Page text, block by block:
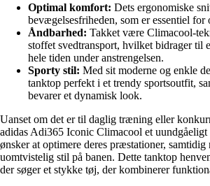
Optimal komfort: Dets ergonomiske
bevægelsesfriheden, som er essentiel for
Åndbarhed: Takket være Climacool-
stoffet svedtransport, hvilket bidrager til
hele tiden under anstrengelsen.
Sporty stil: Med sit moderne og enkle
tanktop perfekt i et trendy sportsoutfit,
bevarer et dynamisk look.
Uanset om det er til daglig træning eller
adidas Adi365 Iconic Climacool et
ønsker at optimere deres præstationer, samtidig
uomtvistelig stil på banen. Dette tanktop
der søger et stykke tøj, der kombinerer